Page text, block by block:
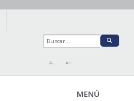
A- A+
MENÚ